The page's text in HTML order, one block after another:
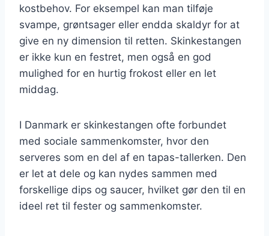
kostbehov. For eksempel kan man tilføje
svampe, grøntsager eller endda skaldyr for at
give en ny dimension til retten. Skinkestangen
er ikke kun en festret, men også en god
mulighed for en hurtig frokost eller en let
middag.
I Danmark er skinkestangen ofte forbundet
med sociale sammenkomster, hvor den
serveres som en del af en tapas-tallerken. Den
er let at dele og kan nydes sammen med
forskellige dips og saucer, hvilket gør den til en
ideel ret til fester og sammenkomster.